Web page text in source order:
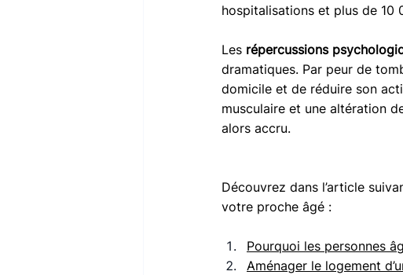
hospitalisations et plus de 10
Les répercussions
dramatiques. Par peur de
domicile et de réduire son
musculaire et une altération
alors accru.
Découvrez dans l’article
votre proche âgé :
Pourquoi les personnes
Aménager le logement